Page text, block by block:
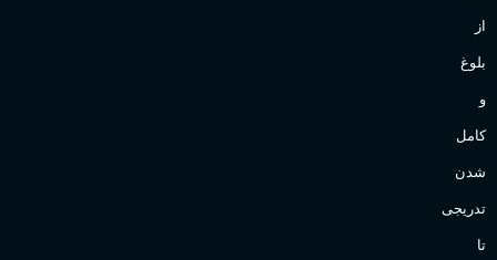
از
بلوغ
و
کامل
شدن
تدریجی
تا